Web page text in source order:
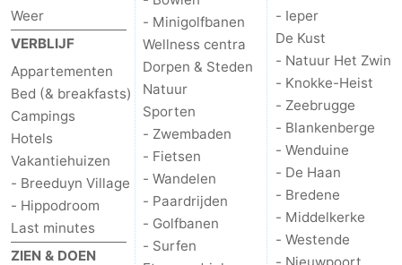
Speeltuinen
-
Binnenspeeltuinen
-
Bowlen
-
Minigolfbanen
Wellness
centra
Dorpen
&
Steden
Natuur
Sporten
Weer
VERBLIJF
Appartementen
Bed (& breakfasts)
Campings
Hotels
Vakantiehuizen
- Breeduyn Village
- Hippodroom
Last minutes
ZIEN & DOEN
- Minigolfbanen
Wellness centra
Dorpen & Steden
Natuur
Sporten
- Zwembaden
- Fietsen
- Wandelen
- Paardrijden
- Golfbanen
- Surfen
- Ieper
De Kust
- Natuur Het Zwin
- Knokke-Heist
- Zeebrugge
- Blankenberge
- Wenduine
- De Haan
- Bredene
- Middelkerke
- Westende